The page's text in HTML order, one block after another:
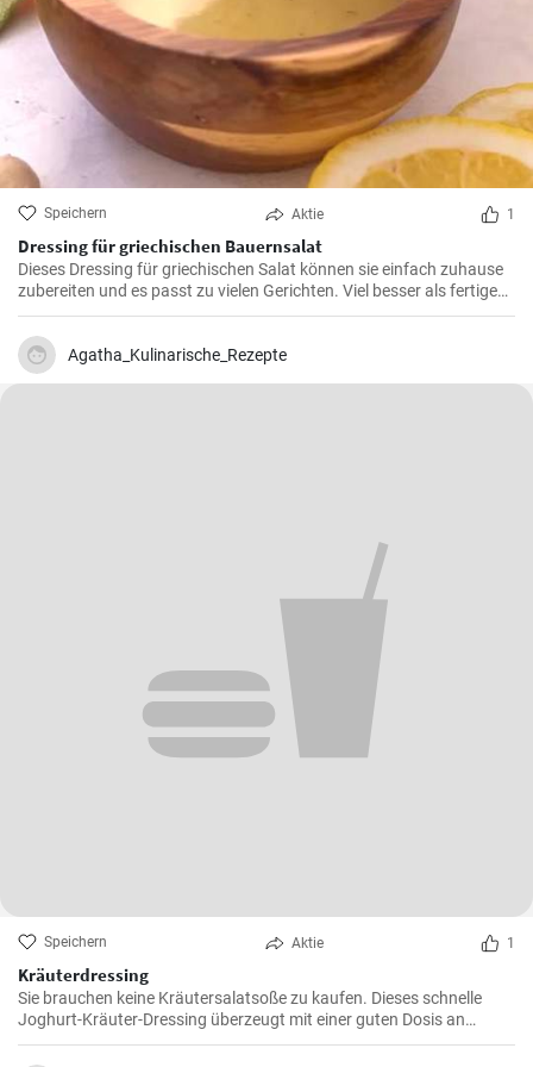
Speichern Aktie 1
Dressing für griechischen Bauernsalat
Dieses Dressing für griechischen Salat können sie einfach zuhause
zubereiten und es passt zu vielen Gerichten. Viel besser als fertige
Produkte und in 5 Minuten fertig !
Agatha_Kulinarische_Rezepte
Speichern Aktie 1
Kräuterdressing
Sie brauchen keine Kräutersalatsoße zu kaufen. Dieses schnelle
Joghurt-Kräuter-Dressing überzeugt mit einer guten Dosis an
duftenden Kräutern.